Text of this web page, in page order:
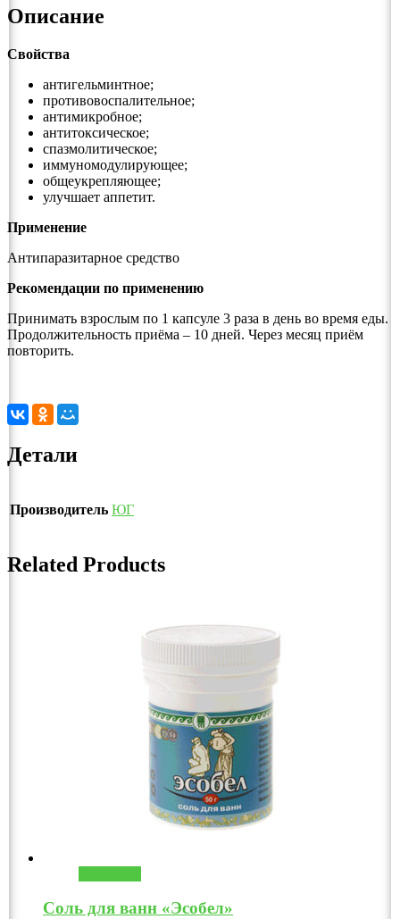
Описание
Свойства
антигельминтное;
противовоспалительное;
антимикробное;
антитоксическое;
спазмолитическое;
иммуномодулирующее;
общеукрепляющее;
улучшает аппетит.
Применение
Антипаразитарное средство
Рекомендации по применению
Принимать взрослым по 1 капсуле 3 раза в день во время еды.
Продолжительность приёма – 10 дней. Через месяц приём
повторить.
Детали
Производитель ЮГ
Related Products
Соль для ванн «Эсобел»